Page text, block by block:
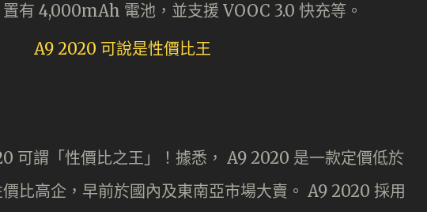
有 4,000mAh 電池，並支援 VOOC 3.0 快充等。
可謂「性價比之王」！據悉， A9 2020 是一款定價低於
比高企，早前於國內及東南亞市場大賣。 A9 2020 採用